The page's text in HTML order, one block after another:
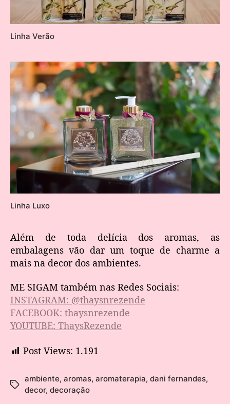
Linha Verão
Linha Luxo
Além de toda delícia dos aromas, as
embalagens vão dar um toque de charme a
mais na decor dos ambientes.
ME SIGAM também nas Redes Sociais:
INSTAGRAM: @thaysnrezende
FACEBOOK: thaysnrezende
YOUTUBE: ThaysRezende
Post Views: 1.191
ambiente, aromas, aromaterapia, dani fernandes,
decor, decoração